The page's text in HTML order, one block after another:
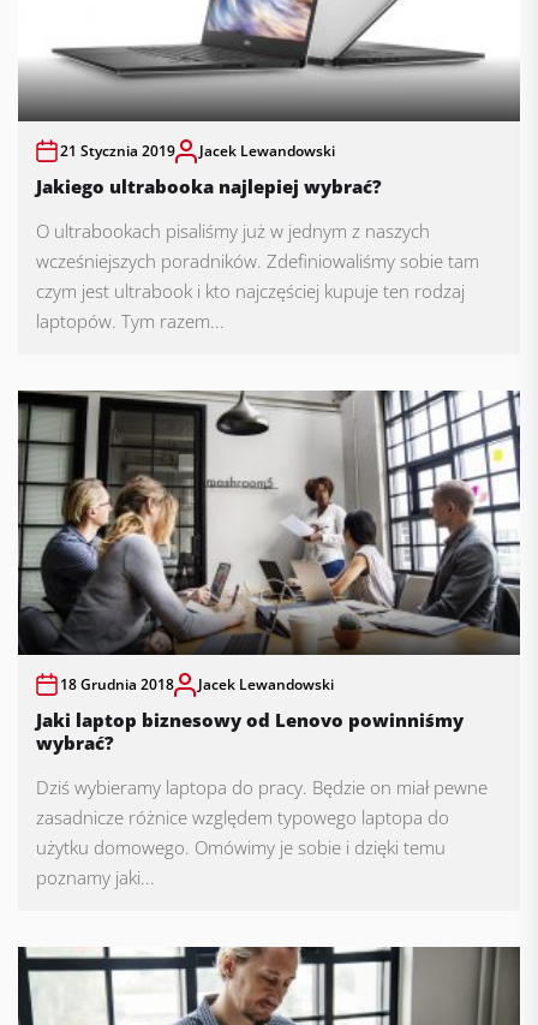
21 Stycznia 2019 Jacek Lewandowski
Jakiego ultrabooka najlepiej wybrać?
O ultrabookach pisaliśmy już w jednym z naszych
wcześniejszych poradników. Zdefiniowaliśmy sobie tam
czym jest ultrabook i kto najczęściej kupuje ten rodzaj
laptopów. Tym razem...
18 Grudnia 2018 Jacek Lewandowski
Jaki laptop biznesowy od Lenovo powinniśmy
wybrać?
Dziś wybieramy laptopa do pracy. Będzie on miał pewne
zasadnicze różnice względem typowego laptopa do
użytku domowego. Omówimy je sobie i dzięki temu
poznamy jaki...